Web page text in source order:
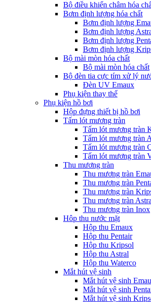
Bộ điều khiển châm hóa
Bơm định lượng hóa chất
Bơm định lượng
Bơm định lượng
Bơm định lượng
Bơm định lượng
Bộ mài mòn hóa chất
Bộ mài mòn hóa chất
Bộ đèn tia cực tím xử lý
Đèn UV Emaux
Phụ kiện thay thế
Phụ kiện hồ bơi
Hộp đựng thiết bị hồ bơi
Tấm lót mương tràn
Tấm lót mương tràn
Tấm lót mương tràn
Tấm lót mương tràn
Tấm lót mương tràn
Thu mương tràn
Thu mương tràn
Thu mương tràn
Thu mương tràn
Thu mương tràn
Thu mương tràn Inox
Hôp thu nước mặt
Hộp thu Emaux
Hộp thu Pentair
Hộp thu Kripsol
Hộp thu Astral
Hộp thu Waterco
Mắt hút vệ sinh
Mắt hút vệ sinh
Mắt hút vệ sinh
Mắt hút vệ sinh